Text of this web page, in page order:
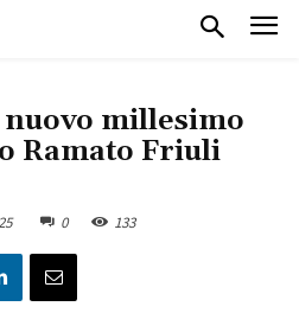
millesimo
Ramato Friuli
0 133